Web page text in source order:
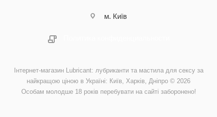
м. Київ
Інтернет-магазин Lubricant: лубриканти та мастила для сексу за
найкращою ціною в Україні: Київ, Харків, Дніпро © 2026
Особам молодше 18 років перебувати на сайті заборонено!